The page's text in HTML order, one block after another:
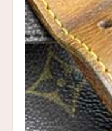
高さ：約39㎝
横：約31㎝
マチ：約13㎝
コンディション
状態:Cランク くせ
の汚れ、擦れキズ、